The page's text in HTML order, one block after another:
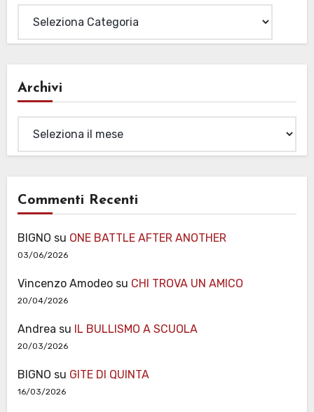
Archivi
Commenti Recenti
BIGNO su ONE BATTLE AFTER ANOTHER
03/06/2026
Vincenzo Amodeosu CHI TROVA UN AMICO
20/04/2026
Andrea su IL BULLISMO A SCUOLA
20/03/2026
BIGNO su GITE DI QUINTA
16/03/2026